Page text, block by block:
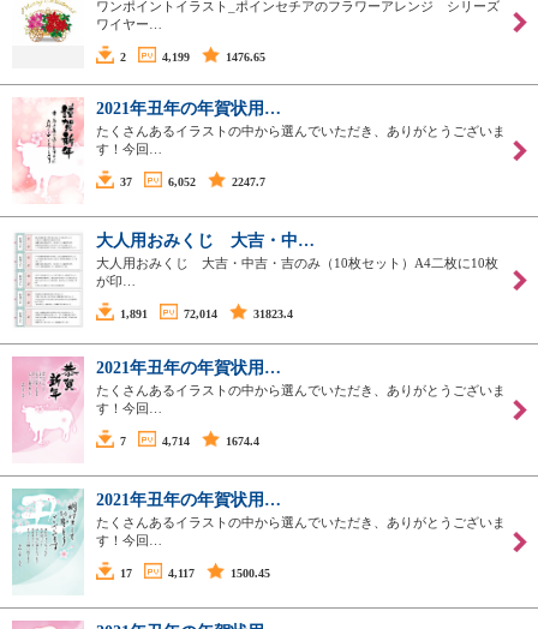
ワンポイントイラスト_ポインセチアのフラワーアレンジ シリーズ
ワイヤー…
2 4,199 1476.65
2021年丑年の年賀状用…
たくさんあるイラストの中から選んでいただき、ありがとうございま
す！今回…
37 6,052 2247.7
大人用おみくじ 大吉・中…
大人用おみくじ 大吉・中吉・吉のみ（10枚セット）A4二枚に10枚
が印…
1,891 72,014 31823.4
2021年丑年の年賀状用…
たくさんあるイラストの中から選んでいただき、ありがとうございま
す！今回…
7 4,714 1674.4
2021年丑年の年賀状用…
たくさんあるイラストの中から選んでいただき、ありがとうございま
す！今回…
17 4,117 1500.45